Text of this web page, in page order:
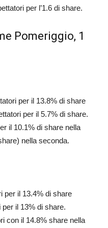
per l’1.6 di share.
Pomeriggio, 1
per il 13.8% di share
per il 5.7% di share.
il 10.1% di share nella
nella seconda.
per il 13.4% di share
per il 13% di share.
con il 14.8% share nella